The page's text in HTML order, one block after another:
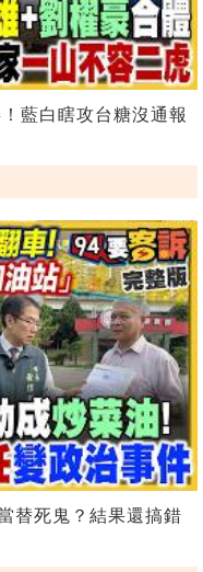
藍白瞎攻台糖沒通報
替死鬼？結果還搞錯